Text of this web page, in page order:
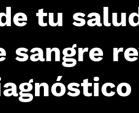
tu
sangre